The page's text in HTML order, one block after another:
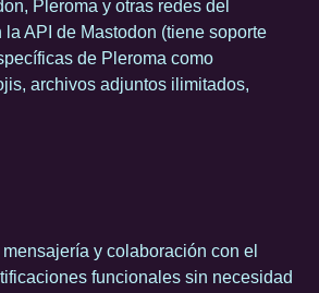
Pleroma y otras redes del
la API de Mastodon (tiene soporte
de Pleroma como
archivos adjuntos ilimitados,
y colaboración con el
funcionales sin necesidad